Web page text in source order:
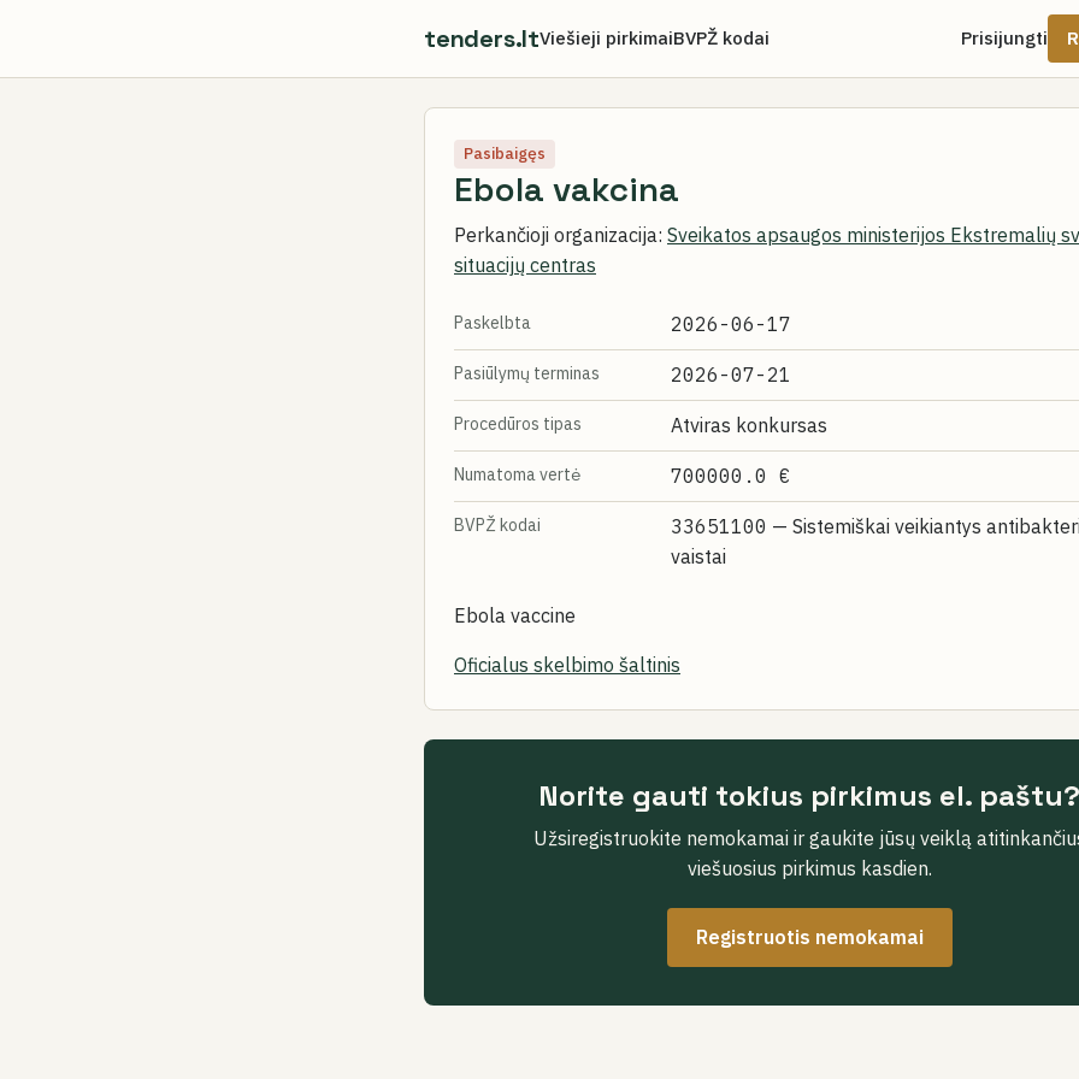
tenders.ltViešieji pirkimaiBVPŽ kodai Prisijungti
Pasibaigęs
Ebola vakcina
Perkančioji organizacija: Sveikatos apsaugos ministerijos Ekstremalių
situacijų centras
Paskelbta 2026-06-17
Pasiūlymų terminas 2026-07-21
Procedūros tipas Atviras konkursas
Numatoma vertė 700000.0 €
BVPŽ kodai 33651100 — Sistemiškai veikiantys
vaistai
Ebola vaccine
Oficialus skelbimo šaltinis
Norite gauti tokius pirkimus el. paštu?
Užsiregistruokite nemokamai ir gaukite jūsų veiklą
viešuosius pirkimus kasdien.
Registruotis nemokamai